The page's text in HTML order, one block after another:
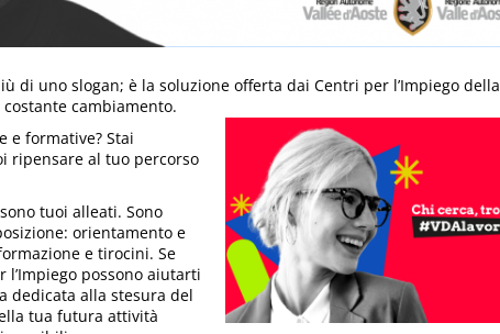
di uno slogan; è la soluzione offerta dai Centri per l’Impiego della
cambiamento.
e formative? Stai
ripensare al tuo percorso
tuoi alleati. Sono
orientamento e
e tirocini. Se
possono aiutarti
dedicata alla stesura del
tua futura attività